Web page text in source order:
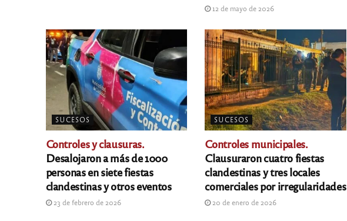
12 de mayo de 2026
SUCESOS
Controles y clausuras.
Desalojaron a más de 1000
personas en siete fiestas
clandestinas y otros eventos
23 de febrero de 2026
SUCESOS
Controles municipales.
Clausuraron cuatro fiestas
clandestinas y tres locales
comerciales por irregularidades
20 de enero de 2026